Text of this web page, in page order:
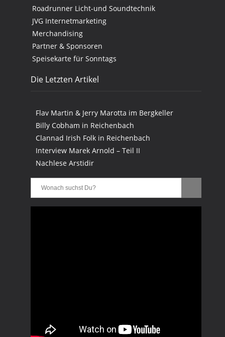
Roadrunner Licht-und Soundtechnik
JVG Internetmarketing
Merchandising
Partner & Sponsoren
Speisekarte für Sonntags
Die Letzten Artikel
Flav Martin & Jerry Marotta im Bergkeller
Billy Cobham in Reichenbach
Clannad Irish Folk in Reichenbach
Interview Marek Arnold – Teil II
Nachlese Arstidir